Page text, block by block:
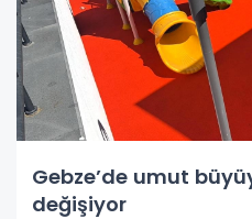
Gebze’de umut
değişiyor